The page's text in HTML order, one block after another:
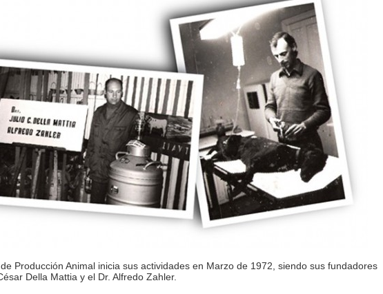
Producción Animal inicia sus actividades en Marzo de 1972, siendo sus fundadores
Della Mattia y el Dr. Alfredo Zahler.